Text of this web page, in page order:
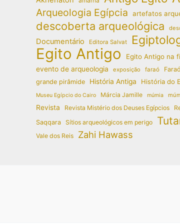
Arqueologia Egípcia artefatos
descoberta arqueológica
Documentário Editora Salvat
Egito Antigo Egito Antigo na
evento de arqueologia exposição faraó
grande pirâmide História Antiga História do
Museu Egípcio do Cairo Márcia Jamille múmia
Revista Revista Mistério dos Deuses Egípcios
Saqqara Sítios arqueológicos em perigo
Vale dos Reis Zahi Hawass